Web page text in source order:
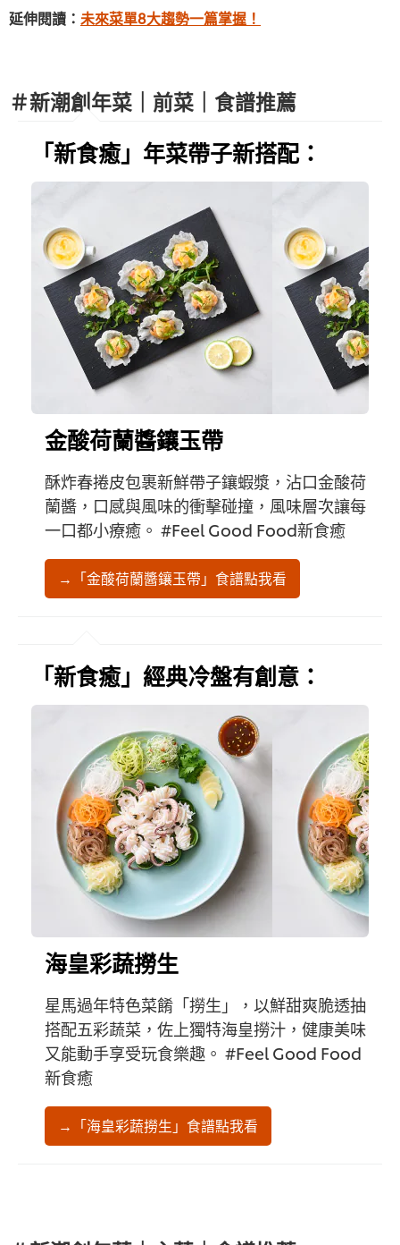
延伸閱讀： 未來菜單8大趨勢一篇掌握！
＃新潮創年菜｜前菜｜食譜推薦
「新食癒」年菜帶子新搭配：
金酸荷蘭醬鑲玉帶
酥炸春捲皮包裹新鮮帶子鑲蝦漿，沾口金酸荷
蘭醬，口感與風味的衝擊碰撞，風味層次讓每
一口都小療癒。 #Feel Good Food新食癒
→「金酸荷蘭醬鑲玉帶」食譜點我看
「新食癒」經典冷盤有創意：
海皇彩蔬撈生
星馬過年特色菜餚「撈生」，以鮮甜爽脆透抽
搭配五彩蔬菜，佐上獨特海皇撈汁，健康美味
又能動手享受玩食樂趣。 #Feel Good Food
新食癒
→「海皇彩蔬撈生」食譜點我看